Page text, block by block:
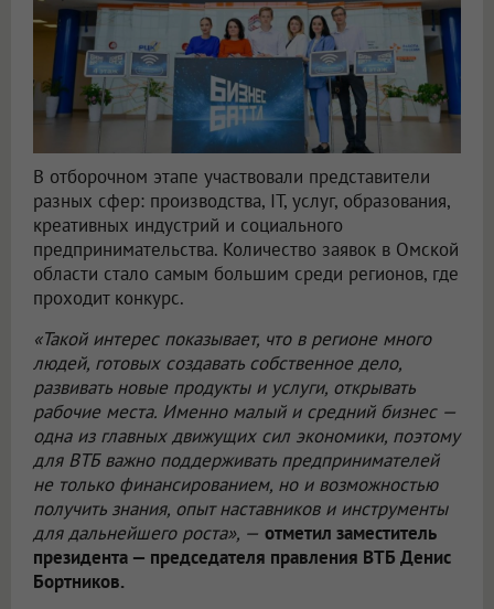
В отборочном этапе участвовали представители
разных сфер: производства, IT, услуг, образования,
креативных индустрий и социального
предпринимательства. Количество заявок в Омской
области стало самым большим среди регионов, где
проходит конкурс.
«Такой интерес показывает, что в регионе много
людей, готовых создавать собственное дело,
развивать новые продукты и услуги, открывать
рабочие места. Именно малый и средний бизнес —
одна из главных движущих сил экономики, поэтому
для ВТБ важно поддерживать предпринимателей
не только финансированием, но и возможностью
получить знания, опыт наставников и инструменты
для дальнейшего роста», — отметил заместитель
президента — председателя правления ВТБ Денис
Бортников.